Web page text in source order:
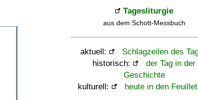
Tagesliturgie
aus dem Schott-Messbuch
aktuell:
Schlagzeilen des
historisch:
der Tag in der
Geschichte
kulturell:
heute in den